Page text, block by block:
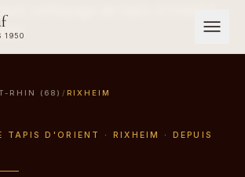
1950
RHIN (68) / RIXHEIM
TAPIS D'ORIENT · RIXHEIM · DEPUIS